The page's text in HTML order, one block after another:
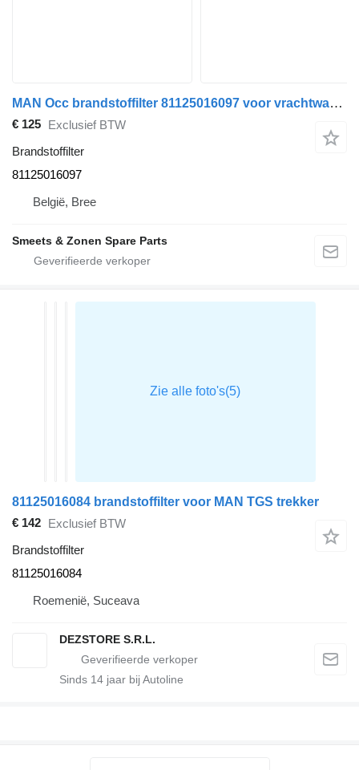
MAN Occ brandstoffilter 81125016097 voor vrachtwagen
€ 125 Exclusief BTW
Brandstoffilter
81125016097
België, Bree
Smeets & Zonen Spare Parts
81125016084 brandstoffilter voor MAN TGS trekker
€ 142 Exclusief BTW
Brandstoffilter
81125016084
Roemenië, Suceava
DEZSTORE S.R.L.
Sinds 14 jaar bij Autoline